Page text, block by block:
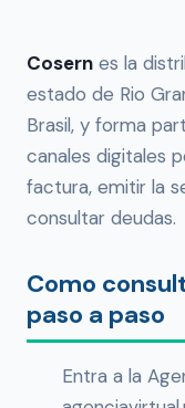
Cosern es la
estado de Rio
Brasil, y forma
canales digitales
factura, emitir la
consultar deudas.
Como
paso a paso
Entra a la